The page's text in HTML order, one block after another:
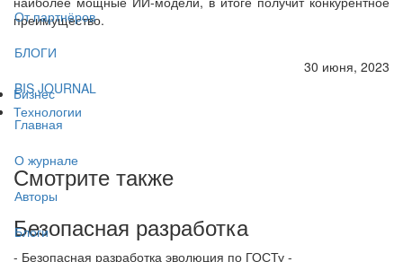
От партнёров
БЛОГИ
BIS JOURNAL
Главная
О журнале
Авторы
Блоги
преимущество.
30 июня, 2023
Бизнес
Технологии
Смотрите также
Безопасная разработка
- Безопасная разработка эволюция по ГОСТу -